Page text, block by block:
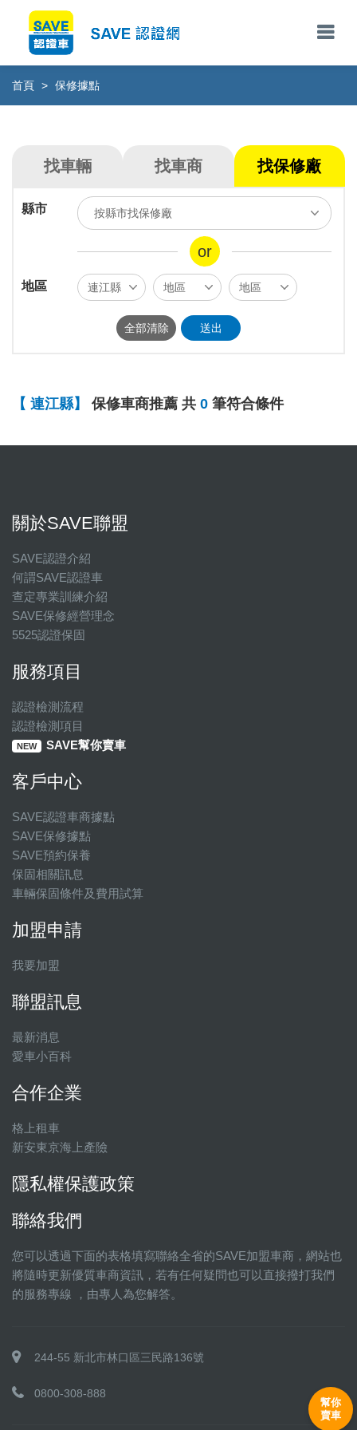
首頁 > 保修據點
找車輛 找車商 找保修廠
縣市 按縣市找保修廠
新北市
桃園市 新竹市 新竹縣 苗栗縣
台中市 南投縣 彰化縣 雲林縣
嘉義市 嘉義縣 台南市
澎湖縣 連江縣 金門縣
or
地區
全部清除 送出
【 連江縣】 保修車商推薦 共 0 筆符合條件
關於SAVE聯盟
SAVE認證介紹
何謂SAVE認證車
查定專業訓練介紹
SAVE保修經營理念
5525認證保固
服務項目
認證檢測流程
認證檢測項目
NEW SAVE幫你賣車
客戶中心
SAVE認證車商據點
SAVE保修據點
SAVE預約保養
保固相關訊息
車輛保固條件及費用試算
加盟申請
我要加盟
聯盟訊息
最新消息
愛車小百科
合作企業
格上租車
新安東京海上產險
隱私權保護政策
聯絡我們
您可以透過下面的表格填寫聯絡全省的SAVE加盟車商，網站也
將隨時更新優質車商資訊，若有任何疑問也可以直接撥打我們
的服務專線 ，由專人為您解答。
244-55 新北市林口區三民路136號
0800-308-888
幫你
賣車